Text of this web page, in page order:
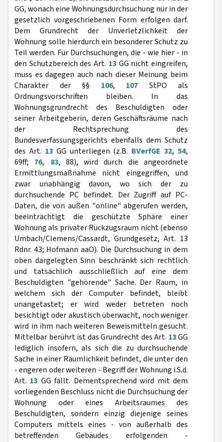
GG, wonach eine Wohnungsdurchsuchung nur in der
gesetzlich vorgeschriebenen Form erfolgen darf.
Dem Grundrecht der Unverletzlichkeit der
Wohnung solle hierdurch ein besonderer Schutz zu
Teil werden. Für Durchsuchungen, die - wie hier - in
den Schutzbereich des Art. 13GG nicht eingreifen,
muss es dagegen auch nach dieser Meinung beim
Charakter der §§ 106, 107 StPO als
Ordnungsvorschriften bleiben. In das
Wohnungsgrundrecht des Beschuldigten oder
seiner Arbeitgeberin, deren Geschäftsräume nach
der Rechtsprechung des
Bundesverfassungsgerichts ebenfalls dem Schutz
des Art. 13GG unterliegen (z.B. BVerfGE 32, 54,
69ff; 76, 83, 88), wird durch die angeordnete
Ermittlungsmaßnahme nicht eingegriffen, und
zwar unabhängig davon, wo sich der zu
durchsuchende PC befindet. Der Zugriff auf PC-
Daten, die von außen "online" abgerufen werden,
beeinträchtigt die geschützte Sphäre einer
Wohnung als privater Rückzugsraum nicht (ebenso
Umbach/Clemens/Cassardt, Grundgesetz, Art. 13
Rdnr. 43; Hofmann aaO). Die Durchsuchung in dem
oben dargelegten Sinn beschränkt sich rechtlich
und tatsächlich ausschließlich auf eine dem
Beschuldigten "gehörende" Sache. Der Raum, in
welchem sich der Computer befindet, bleibt
unangetastet; er wird weder betreten noch
besichtigt oder akustisch überwacht, noch weniger
wird in ihm nach weiteren Beweismitteln gesucht.
Mittelbar berührt ist das Grundrecht des Art. 13GG
lediglich insofern, als sich die zu durchsuchende
Sache in einer Räumlichkeit befindet, die unter den
- engeren oder weiteren - Begriff der Wohnung i.S.d.
Art. 13 GG fällt. Dementsprechend wird mit dem
vorliegenden Beschluss nicht die Durchsuchung der
Wohnung oder eines Arbeitsraumes des
Beschuldigten, sondern einzig diejenige seines
Computers mittels eines - von außerhalb des
betreffenden Gebäudes erfolgenden -